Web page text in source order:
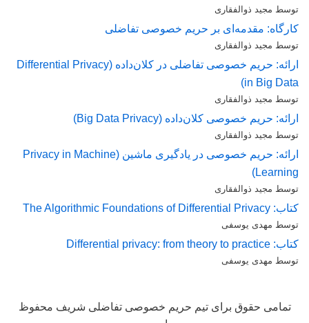
توسط مجید ذوالفقاری
کارگاه: مقدمه‌ای بر حریم خصوصی تفاضلی
توسط مجید ذوالفقاری
ارائه: حریم خصوصی تفاضلی در کلان‌داده (Differential Privacy
in Big Data)
توسط مجید ذوالفقاری
ارائه: حریم خصوصی کلان‌داده (Big Data Privacy)
توسط مجید ذوالفقاری
ارائه: حریم خصوصی در یادگیری ماشین (Privacy in Machine
Learning)
توسط مجید ذوالفقاری
کتاب: The Algorithmic Foundations of Differential Privacy
توسط مهدی یوسفی
کتاب: Differential privacy: from theory to practice
توسط مهدی یوسفی
تمامی حقوق برای تیم حریم خصوصی تفاضلی شریف محفوظ